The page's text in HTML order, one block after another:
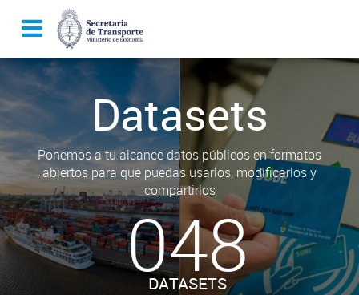
Datasets
Ponemos a tu alcance datos públicos en formatos
abiertos para que puedas usarlos, modificarlos y
compartirlos
048
DATASETS